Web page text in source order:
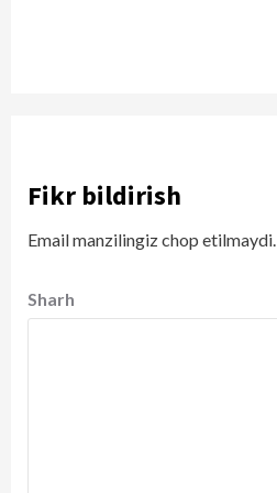
Fikr bildirish
Email manzilingiz chop etilmaydi.
Sharh